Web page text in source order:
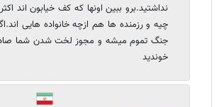
نداشتید.برو ببین اونها که کف خیابون اند
چیه و رزمنده ها هم ازچه خانواده هایی
جنگ تموم میشه و مجوز لخت شدن شما
خوندید